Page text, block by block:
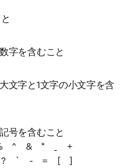
字を含むこと
文字と1文字の小文字を含
号を含むこと
　^　&　*　_　+
　`　-　=　[　]